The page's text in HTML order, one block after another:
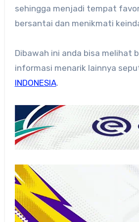
sehingga menjadi tempat
bersantai dan menikmati
Dibawah ini anda bisa melihat
informasi menarik lainnya
INDONESIA.